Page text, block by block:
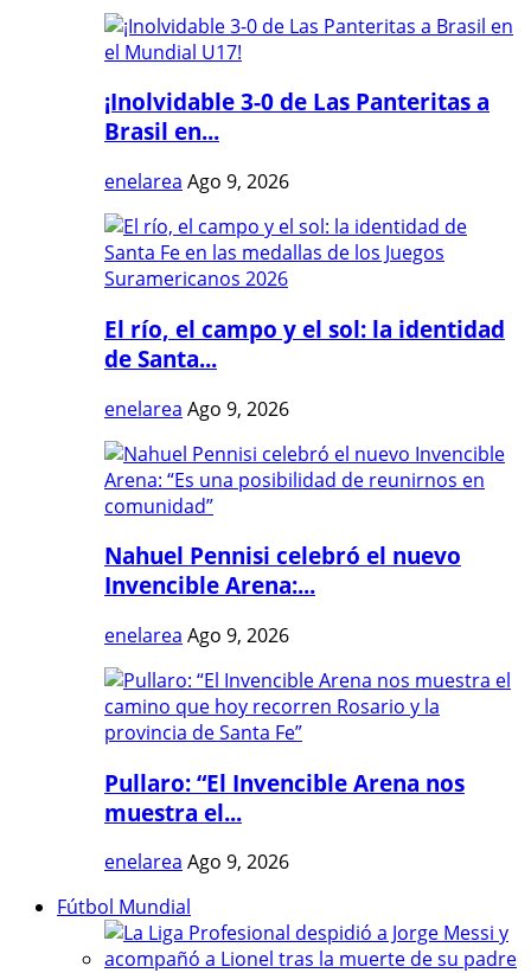
¡Inolvidable 3-0 de Las Panteritas a
Brasil en...
enelarea Ago 9, 2026
El río, el campo y el sol: la identidad
de Santa...
enelarea Ago 9, 2026
Nahuel Pennisi celebró el nuevo
Invencible Arena:...
enelarea Ago 9, 2026
Pullaro: “El Invencible Arena nos
muestra el...
enelarea Ago 9, 2026
Fútbol Mundial